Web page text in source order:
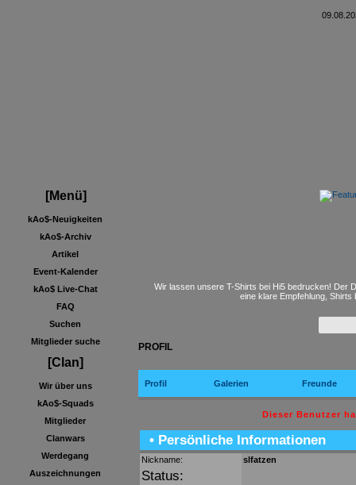
[Menü]
kAo$-Neuigkeiten
kAo$-Archiv
Artikel
Event-Kalender
kAo$ Live-Chat
FAQ
Suchen
Mitglieder suche
[Clan]
Wir über uns
kAo$-Squads
Mitglieder
Clanwars
Werdegang
Auszeichnungen
Wir lassen unsere T-Shirts bei Hi5 bedrucken! Der
eine klare Empfehlung,
PROFIL
Profil Galerien Freunde
Dieser Benutzer
• Persönliche Informationen
Nickname: slfatzen
Status: